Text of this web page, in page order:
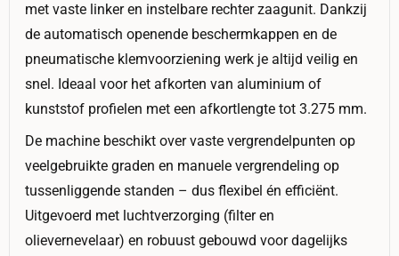
met vaste linker en instelbare rechter zaagunit. Dankzij
de automatisch openende beschermkappen en de
pneumatische klemvoorziening werk je altijd veilig en
snel. Ideaal voor het afkorten van aluminium of
kunststof profielen met een afkortlengte tot 3.275 mm.
De machine beschikt over vaste vergrendelpunten op
veelgebruikte graden en manuele vergrendeling op
tussenliggende standen – dus flexibel én efficiënt.
Uitgevoerd met luchtverzorging (filter en
olievernevelaar) en robuust gebouwd voor dagelijks